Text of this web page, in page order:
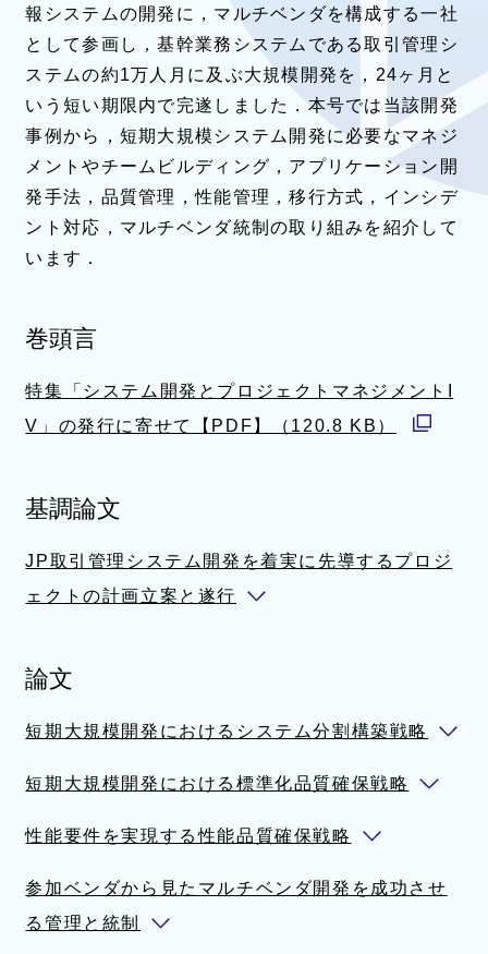
報システムの開発に，マルチベンダを構成する一社
として参画し，基幹業務システムである取引管理シ
ステムの約1万人月に及ぶ大規模開発を，24ヶ月と
いう短い期限内で完遂しました．本号では当該開発
事例から，短期大規模システム開発に必要なマネジ
メントやチームビルディング，アプリケーション開
発手法，品質管理，性能管理，移行方式，インシデ
ント対応，マルチベンダ統制の取り組みを紹介して
います．
巻頭言
特集「システム開発とプロジェクトマネジメントI
V」の発行に寄せて【PDF】（120.8 KB）
ン
く
基調論文
JP取引管理システム開発を着実に先導するプロジ
ェクトの計画立案と遂行
論文
短期大規模開発におけるシステム分割構築戦略
短期大規模開発における標準化品質確保戦略
性能要件を実現する性能品質確保戦略
参加ベンダから見たマルチベンダ開発を成功させ
る管理と統制